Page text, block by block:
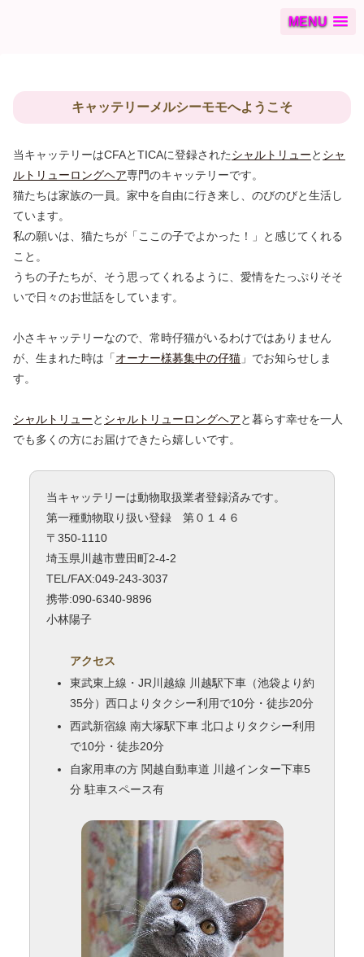
MENU
キャッテリーメルシーモモへようこそ
当キャッテリーはCFAとTICAに登録されたシャルトリューと シャ
ルトリューロングヘア専門のキャッテリーです。
猫たちは家族の一員。家中を自由に行き来し、のびのびと生活し
ています。
私の願いは、猫たちが「ここの子でよかった！」と感じてくれる
こと。
うちの子たちが、そう思ってくれるように、愛情をたっぷりそそ
いで日々のお世話をしています。
小さキャッテリーなので、常時仔猫がいるわけではありません
が、生まれた時は「オーナー様募集中の仔猫 」でお知らせしま
す。
シャルトリューと シャルトリューロングヘアと暮らす幸せを一人
でも多くの方にお届けできたら嬉しいです。
当キャッテリーは動物取扱業者登録済みです。
第一種動物取り扱い登録 第０１４６
〒350-1110
埼玉県川越市豊田町2-4-2
TEL/FAX:049-243-3037
携帯:090-6340-9896
小林陽子
アクセス
東武東上線・JR川越線 川越駅下車（池袋より約
35分）西口よりタクシー利用で10分・徒歩20分
西武新宿線 南大塚駅下車 北口よりタクシー利用
で10分・徒歩20分
自家用車の方 関越自動車道 川越インター下車5
分 駐車スペース有